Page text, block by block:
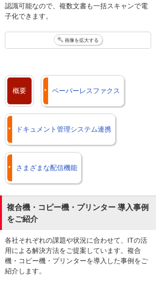
認識可能なので、複数文書も一括スキャンで電
子化できます。
画像を拡大する
概要 ペーパーレスファクス
ドキュメント管理システム連携
さまざまな配信機能
複合機・コピー機・プリンター 導入事例
をご紹介
各社それぞれの課題や状況に合わせて、ITの活
用による解決方法をご提案しています。複合
機・コピー機・プリンターを導入した事例をご
紹介します。